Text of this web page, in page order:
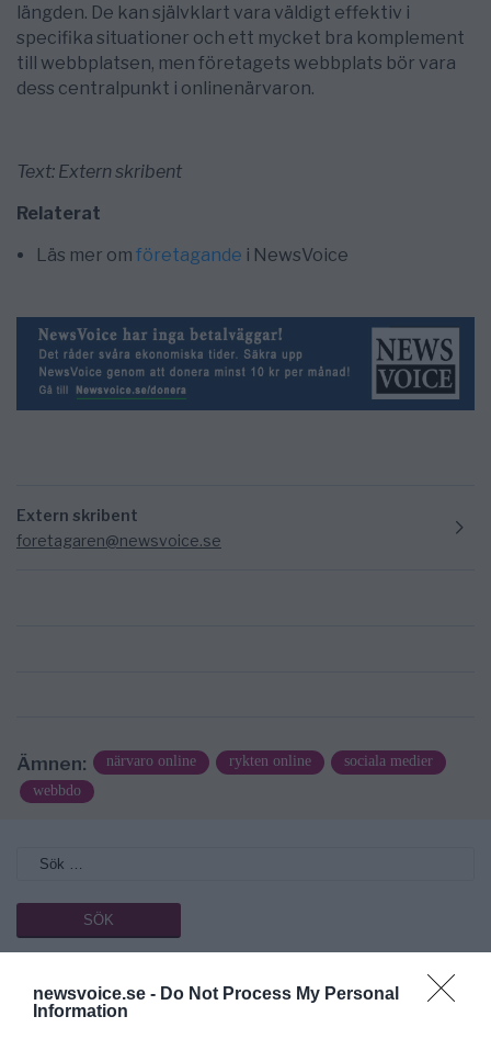
newsvoice.se - Do Not Process My Personal
Information
längden. De kan självklart vara väldigt effektiv i
specifika situationer och ett mycket bra komplement
till webbplatsen, men företagets webbplats bör vara
dess centralpunkt i onlinenärvaron.
Text: Extern skribent
Relaterat
Läs mer om företagande i NewsVoice
Extern skribent
foretagaren@newsvoice.se
Ämnen: närvaro online rykten online
sociala medier
webbdo
Prenumerera på vårt nyhetsbrev